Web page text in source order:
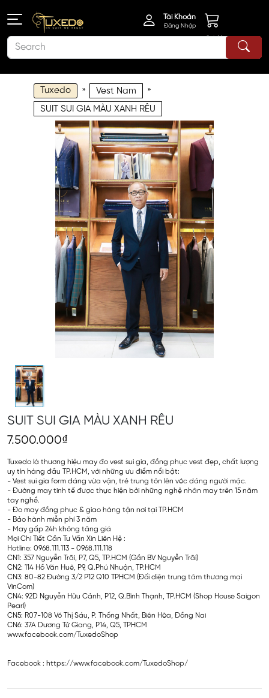
Tài Khoản
Đăng Nhập
Giỏ Hàng
Tuxedo » Vest Nam »
SUIT SUI GIA MÀU XANH RÊU
SUIT SUI GIA MÀU XANH RÊU
7.500.000₫
Tuxedo là thương hiệu may đo vest sui gia, đồng phục vest đẹp, chất lượng
uy tín hàng đầu TP.HCM, với những ưu điểm nổi bật:
- Vest sui gia form dáng vừa vặn, trẻ trung tôn lên vóc dáng người mặc.
- Đường may tinh tế được thực hiện bởi những nghệ nhân may trên 15 năm
tay nghề.
- Đo may đồng phục & giao hàng tận nơi tại TP.HCM
- Bảo hành miễn phí 3 năm
- May gấp 24h không tăng giá
Mọi Chi Tiết Cần Tư Vấn Xin Liên Hệ :
Hotline: 0968.111.113 - 0968.111.118
CN1: 357 Nguyễn Trãi, P7, Q5, TP.HCM (Gần BV Nguyễn Trãi)
CN2: 114 Hồ Văn Huê, P9, Q.Phú Nhuận, TP.HCM
CN3: 80-82 Đường 3/2 P12 Q10 TPHCM (Đối diện trung tâm thương mại
VinCom)
CN4: 92D Nguyễn Hữu Cảnh, P12, Q.Bình Thạnh, TP.HCM (Shop House Saigon
Pearl)
CN5: R07-108 Võ Thị Sáu, P. Thống Nhất, Biên Hòa, Đồng Nai
CN6: 37A Dương Tử Giang, P14, Q5, TPHCM
www.facebook.com/TuxedoShop
Facebook : https://www.facebook.com/TuxedoShop/